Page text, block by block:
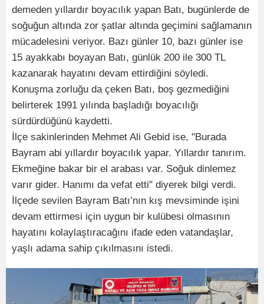
demeden yıllardır boyacılık yapan Batı, bugünlerde de
soğuğun altında zor şatlar altında geçimini sağlamanın
mücadelesini veriyor. Bazı günler 10, bazı günler ise
15 ayakkabı boyayan Batı, günlük 200 ile 300 TL
kazanarak hayatını devam ettirdiğini söyledi.
Konuşma zorluğu da çeken Batı, boş gezmediğini
belirterek 1991 yılında başladığı boyacılığı
sürdürdüğünü kaydetti.
İlçe sakinlerinden Mehmet Ali Gebid ise, "Burada
Bayram abi yıllardır boyacılık yapar. Yıllardır tanırım.
Ekmeğine bakar bir el arabası var. Soğuk dinlemez
varır gider. Hanımı da vefat etti" diyerek bilgi verdi.
İlçede sevilen Bayram Batı’nın kış mevsiminde işini
devam ettirmesi için uygun bir kulübesi olmasının
hayatını kolaylaştıracağını ifade eden vatandaşlar,
yaşlı adama sahip çıkılmasını istedi.